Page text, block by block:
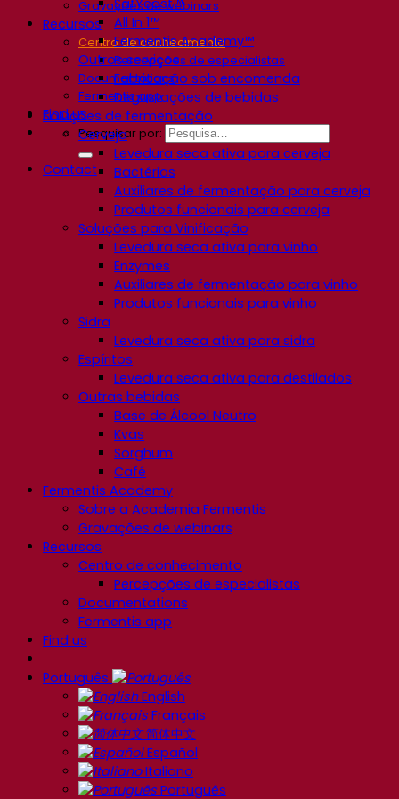
Gravações de webinars
Recursos
Centro de conhecimento
Percepções de especialistas
Documentations
Fermentis app
Find us
Pesquisar por:
Contact
All In 1™
Fermentis Academy™
Outros serviços
Fabricação sob encomenda
Degustações de bebidas
Soluções de fermentação
Cerveja
Levedura seca ativa para cerveja
Bactérias
Auxiliares de fermentação para cerveja
Produtos funcionais para cerveja
Soluções para Vinificação
Levedura seca ativa para vinho
Enzymes
Auxiliares de fermentação para vinho
Produtos funcionais para vinho
Sidra
Levedura seca ativa para sidra
Espíritos
Levedura seca ativa para destilados
Outras bebidas
Base de Álcool Neutro
Kvas
Sorghum
Café
Fermentis Academy
Sobre a Academia Fermentis
Gravações de webinars
Recursos
Centro de conhecimento
Percepções de especialistas
Documentations
Fermentis app
Find us
Português
English
Français
简体中文
Español
Italiano
Português